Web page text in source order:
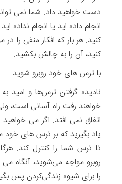
دست خواهید داد. شما نمی
انجام داده اید یا انجام نداده
کنید. هر بار که افکار منفی را
کنید، آن را به چالش بکشید.
با ترس های خود روبرو شوید
نادیده گرفتن ترس‌ها و امید
خواهند رفت راه آسانی است،
اتفاق نمی افتد. اگر می
یاد بگیرید که بر ترس های
تا ترس شما را کنترل کند.
روبرو مواجه می‌شوید، آنگاه
را برای شیوه زندگی‌کردن پس